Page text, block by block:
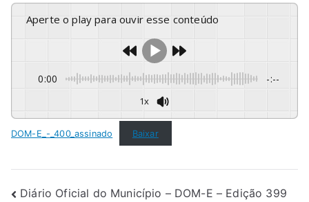
Aperte o play para ouvir esse conteúdo
0:00 -:--
1x
DOM-E_-_400_assinado Baixar
Diário Oficial do Município – DOM-E – Edição 399